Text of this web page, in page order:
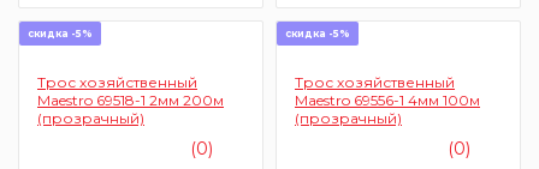
скидка -5%
Трос хозяйственный
Maestro 69518-1 2мм 200м
(прозрачный)
(0)
скидка -5%
Трос хозяйственный
Maestro 69556-1 4мм 100м
(прозрачный)
(0)